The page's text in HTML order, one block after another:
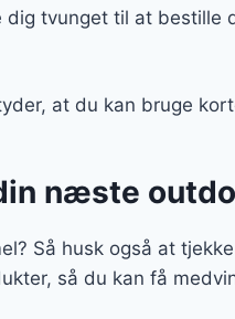
tvunget til at bestille
at du kan bruge
næste
Så husk også at
så du kan få